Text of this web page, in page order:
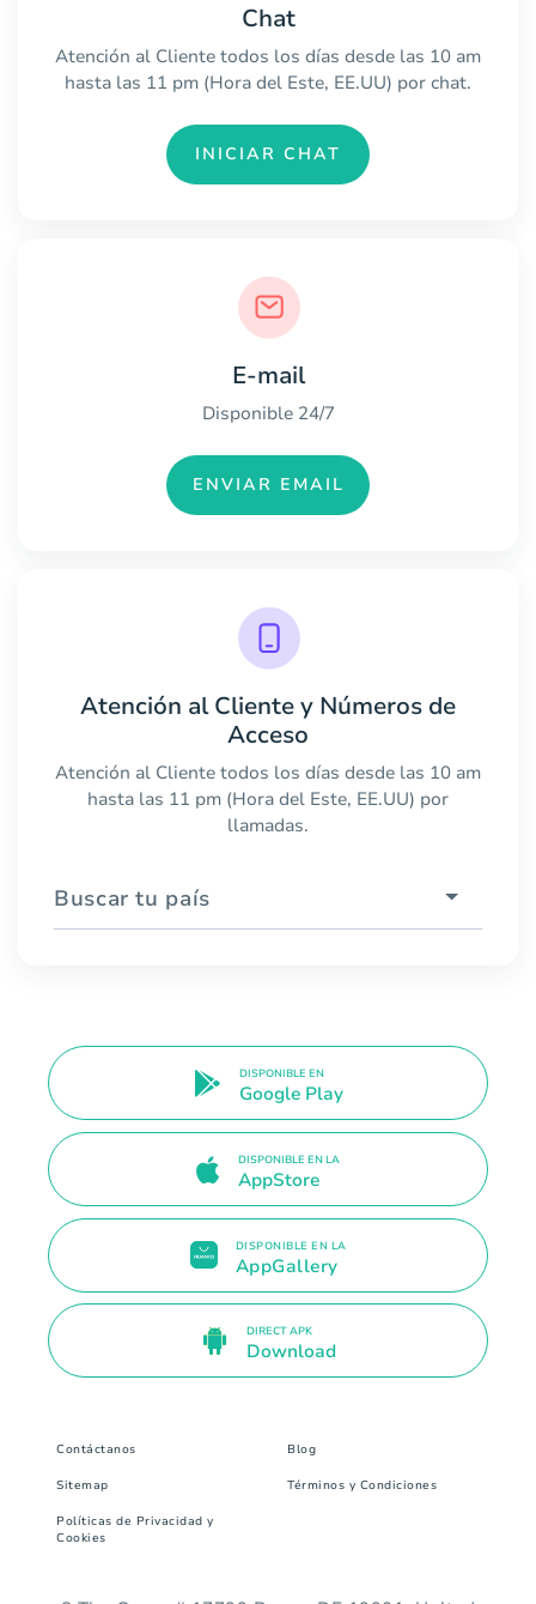
Chat
Atención al Cliente todos los días desde las 10 am
hasta las 11 pm (Hora del Este, EE.UU) por chat.
INICIAR CHAT
E-mail
Disponible 24/7
ENVIAR EMAIL
Atención al Cliente y Números de
Acceso
Atención al Cliente todos los días desde las 10 am
hasta las 11 pm (Hora del Este, EE.UU) por
llamadas.
Buscar tu país
DISPONIBLE EN
Google Play
DISPONIBLE EN LA
AppStore
DISPONIBLE EN LA
AppGallery
DIRECT APK
Download
Contáctanos Blog
Sitemap Términos y Condiciones
Políticas de Privacidad y
Cookies